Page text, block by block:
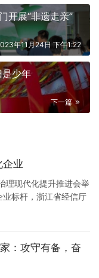
年11月24日 下午1:22
少年
下一篇
企业
理现代化提升推进会举
标杆，浙江省经信厅
增效、赢得市场。”省
… ：攻守有备，奋